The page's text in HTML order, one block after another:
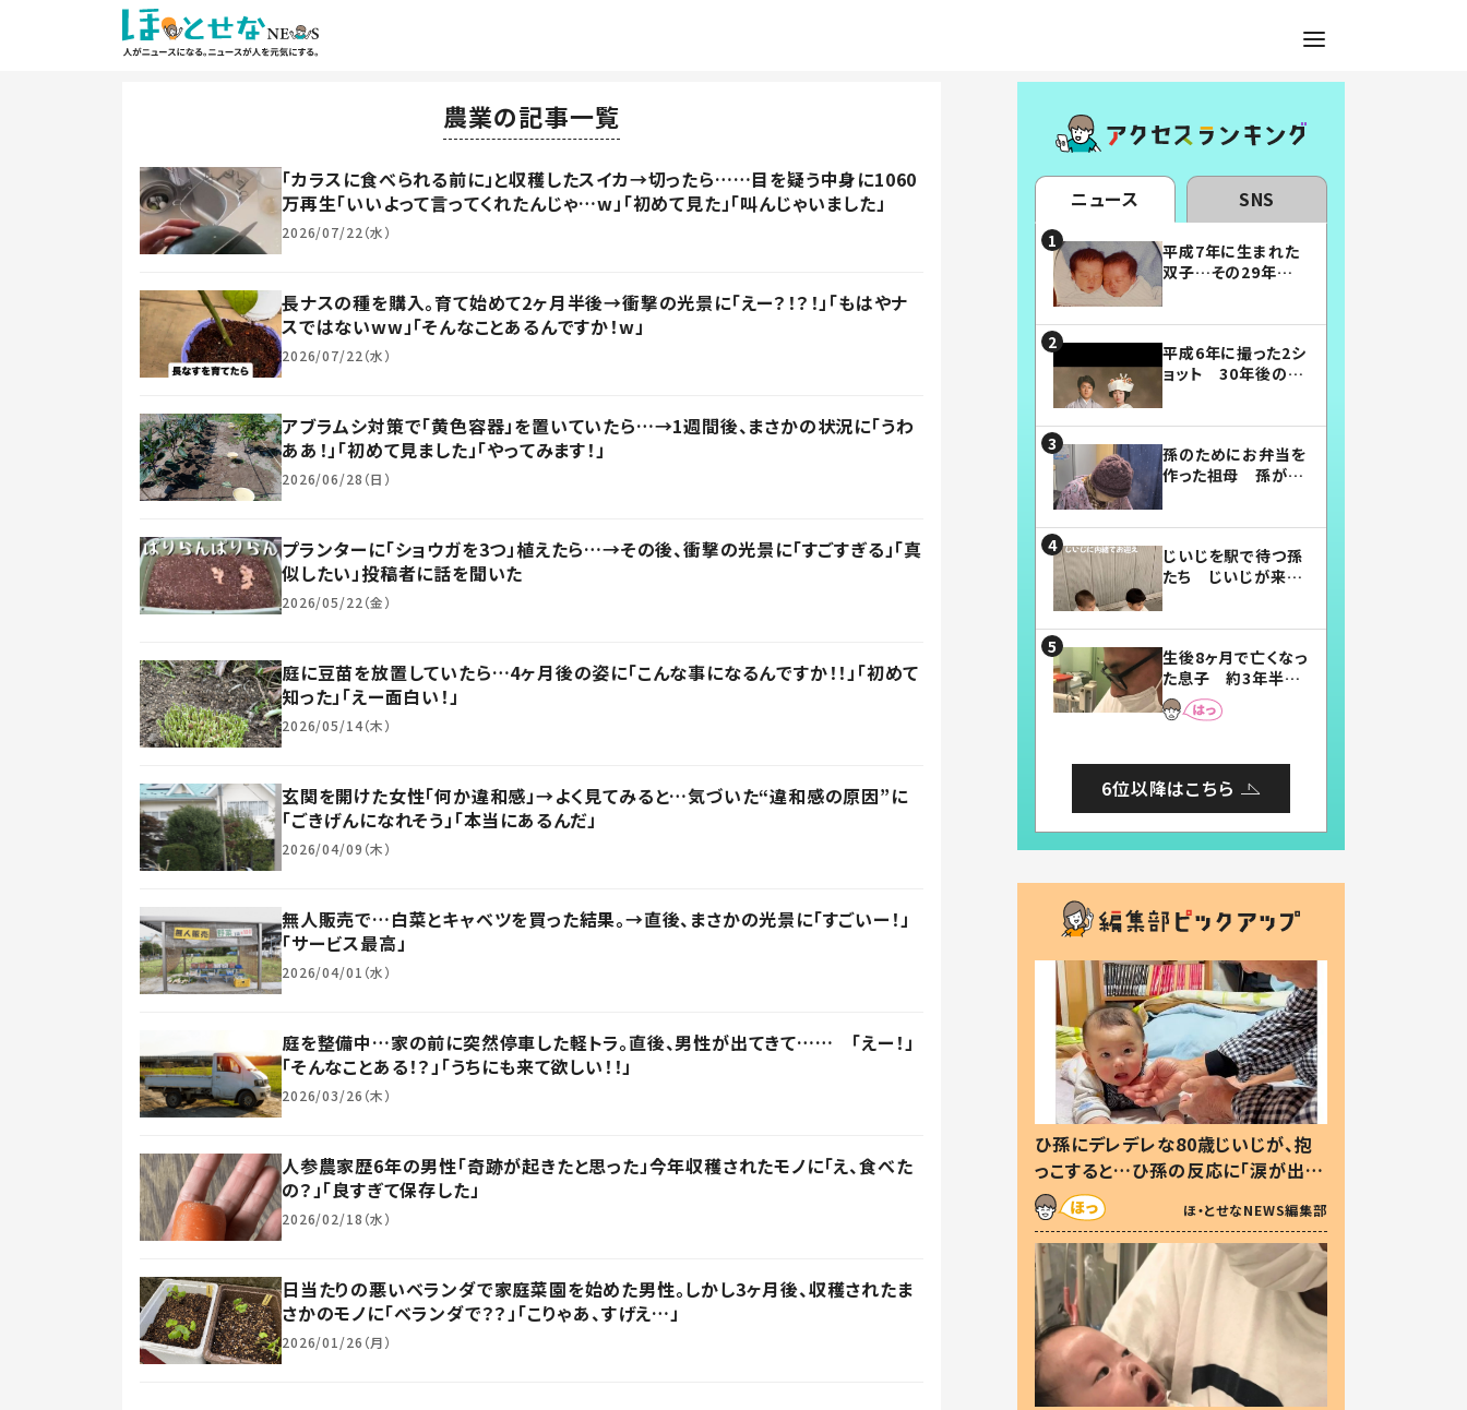
農業の記事一覧
「カラスに食べられる前に」と収穫したスイカ→切ったら……目を疑う中身に1060
万再生「いいよって言ってくれたんじゃ…w」「初めて見た」「叫んじゃいました」
2026/07/22（水）
長ナスの種を購入。育て始めて2ヶ月半後→衝撃の光景に「えー？！？！」「もはやナ
スではないww」「そんなことあるんですか！w」
2026/07/22（水）
アブラムシ対策で「黄色容器」を置いていたら…→1週間後、まさかの状況に「うわ
ああ！」「初めて見ました」「やってみます！」
2026/06/28（日）
プランターに「ショウガを3つ」植えたら…→その後、衝撃の光景に「すごすぎる」「真
似したい」投稿者に話を聞いた
2026/05/22（金）
庭に豆苗を放置していたら…4ヶ月後の姿に「こんな事になるんですか！！」「初めて
知った」「えー面白い！」
2026/05/14（木）
玄関を開けた女性「何か違和感」→よく見てみると…気づいた“違和感の原因”に
「ごきげんになれそう」「本当にあるんだ」
2026/04/09（木）
無人販売で…白菜とキャベツを買った結果。→直後、まさかの光景に「すごいー！」
「サービス最高」
2026/04/01（水）
庭を整備中…家の前に突然停車した軽トラ。直後、男性が出てきて…… 「えー！」
「そんなことある！？」「うちにも来て欲しい！！」
2026/03/26（木）
人参農家歴6年の男性「奇跡が起きたと思った」今年収穫されたモノに「え、食べた
の？」「良すぎて保存した」
2026/02/18（水）
日当たりの悪いベランダで家庭菜園を始めた男性。しかし3ヶ月後、収穫されたま
さかのモノに「ベランダで？？」「こりゃあ、すげえ…」
2026/01/26（月）
ニュース SNS
平成7年に生まれた
双子…その29年後
平成6年に撮った2シ
ョット 30年後の姿
孫のためにお弁当を
作った祖母 孫が絶
じいじを駅で待つ孫
たち じいじが来た
まらない」「幸せにな
れる」
生後8ヶ月で亡くなっ
た息子 約3年半
後、当時の妻の日記
に書いてあった本音
6位以降はこちら
ひ孫にデレデレな80歳じいじが、抱
っこすると…ひ孫の反応に「涙が出ま
した」「可愛くて仕方ない」
ほ・とせなNEWS編集部